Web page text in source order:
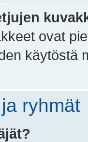
ovat
käytöstä
ryhmät